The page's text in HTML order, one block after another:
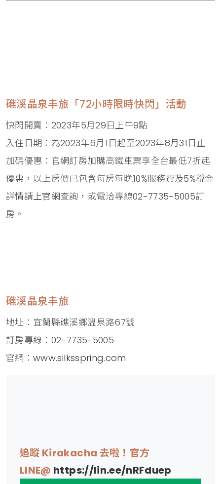
礁溪晶泉丰旅「72小時限時快閃」活動
快閃開賣：2023年5月29日上午9點
入住日期：為2023年6月1日起至2023年8月31日止
加碼優惠：官網訂房加購高鐵車票享全台最低7折起
優惠，以上房價已包含每房每晚10%服務費及5%稅金
詳情請上官網查詢，或電洽專線02-7735-5005訂
房。
礁溪晶泉丰旅
地址：宜蘭縣礁溪鄉溫泉路67號
訂房專線：02-7735-5005
官網：www.silksspring.com
追蹤 Kirakacha 去啦！官方
LINE@ https://lin.ee/nRFduep